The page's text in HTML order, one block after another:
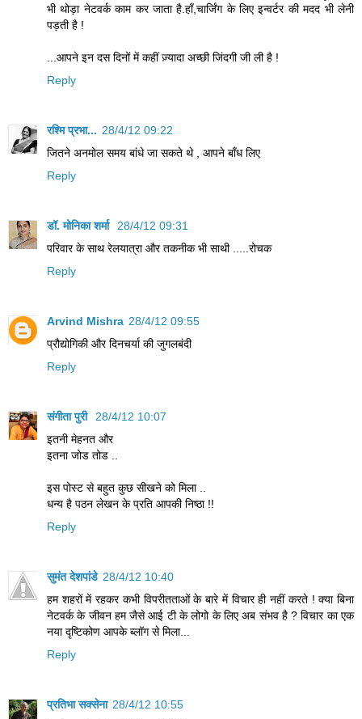
भी थोड़ा नेटवर्क काम कर जाता है.हाँ,चार्जिंग के लिए इन्वर्टर की मदद भी लेनी
पड़ती है !
...आपने इन दस दिनों में कहीं ज़्यादा अच्छी जिंदगी जी ली है !
Reply
रश्मि प्रभा... 28/4/12 09:22
जितने अनमोल समय बांधे जा सकते थे , आपने बाँध लिए
Reply
डॉ. मोनिका शर्मा
28/4/12 09:31
परिवार के साथ रेलयात्रा और तकनीक भी साथी .....रोचक
Reply
Arvind Mishra 28/4/12 09:55
प्रौद्योगिकी और दिनचर्या की जुगलबंदी
Reply
संगीता पुरी
28/4/12 10:07
इतनी मेहनत और
इतना जोड तोड ..
इस पोस्‍ट से बहुत कुछ सीखने को मिला ..
धन्‍य है पठन लेखन के प्रति आपकी निष्‍ठा !!
Reply
सुमंत देशपांडे 28/4/12 10:40
हम शहरों में रहकर कभी विपरीतताओं के बारे में विचार ही नहीं करते ! क्या बिना
नेटवर्क के जीवन हम जैसे आई टी के लोगो के लिए अब संभव है ? विचार का एक
नया दृष्टिकोण आपके ब्लॉग से मिला...
Reply
प्रतिभा सक्सेना 28/4/12 10:55